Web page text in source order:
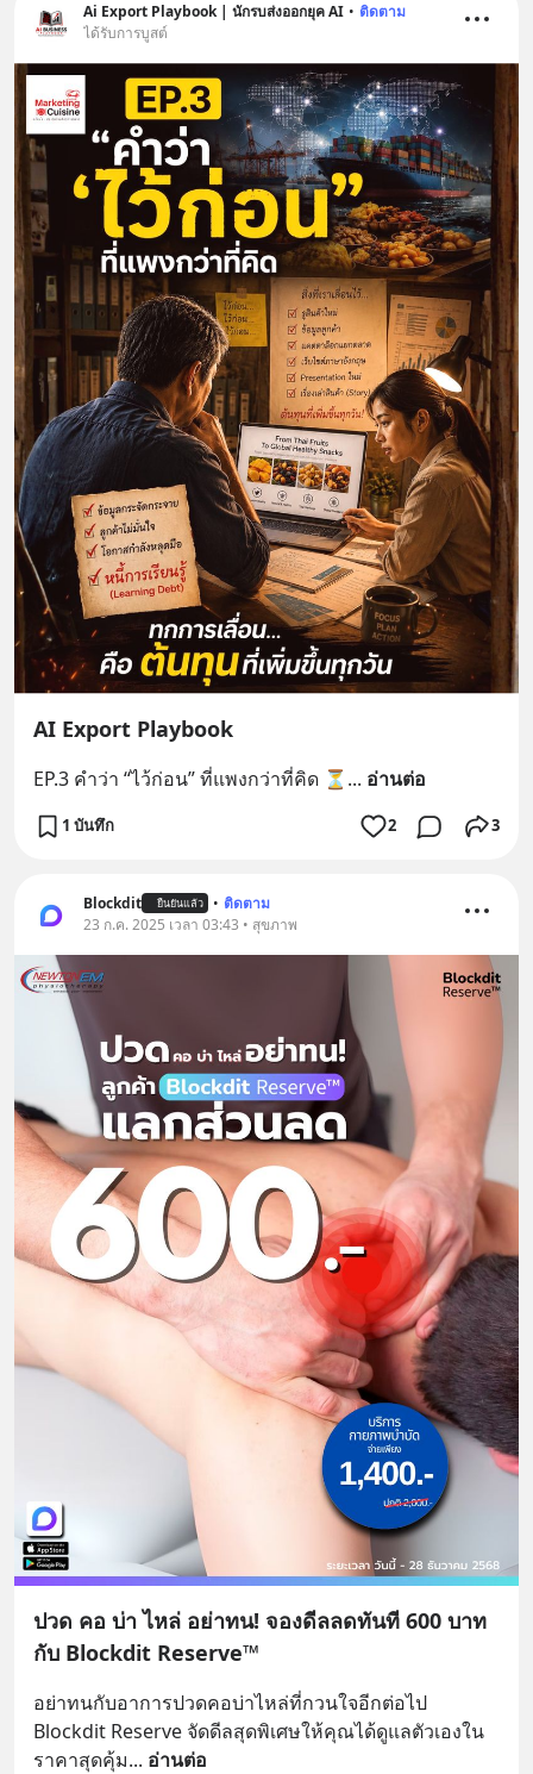
Ai Export Playbook | นักรบส่งออกยุค AI • ติดตาม
ได้รับการบูสต์
AI Export Playbook
EP.3 คำว่า “ไว้ก่อน” ที่แพงกว่าที่คิด ⏳ ... อ่านต่อ
1 บันทึก 2 3
Blockdit ยืนยันแล้ว • ติดตาม
23 ก.ค. 2025 เวลา 03:43 • สุขภาพ
ปวด คอ บ่า ไหล่ อย่าทน! จองดีลลดทันที 600 บาท
กับ Blockdit Reserve™
อย่าทนกับอาการปวดคอบ่าไหล่ที่กวนใจอีกต่อไป
Blockdit Reserve จัดดีลสุดพิเศษให้คุณได้ดูแลตัวเองใน
ราคาสุดคุ้ม... อ่านต่อ